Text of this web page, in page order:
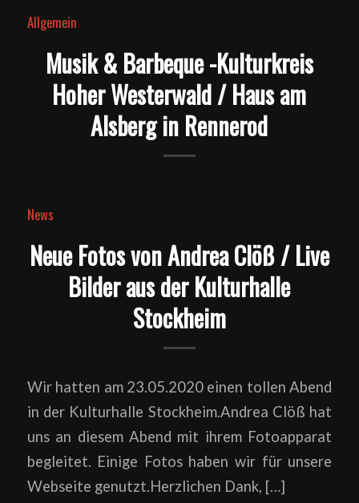
Allgemein
Musik & Barbeque -Kulturkreis
Hoher Westerwald / Haus am
Alsberg in Rennerod
News
Neue Fotos von Andrea Clöß / Live
Bilder aus der Kulturhalle
Stockheim
Wir hatten am 23.05.2020 einen tollen Abend
in der Kulturhalle Stockheim.Andrea Clöß hat
uns an diesem Abend mit ihrem Fotoapparat
begleitet. Einige Fotos haben wir für unsere
Webseite genutzt.Herzlichen Dank, […]